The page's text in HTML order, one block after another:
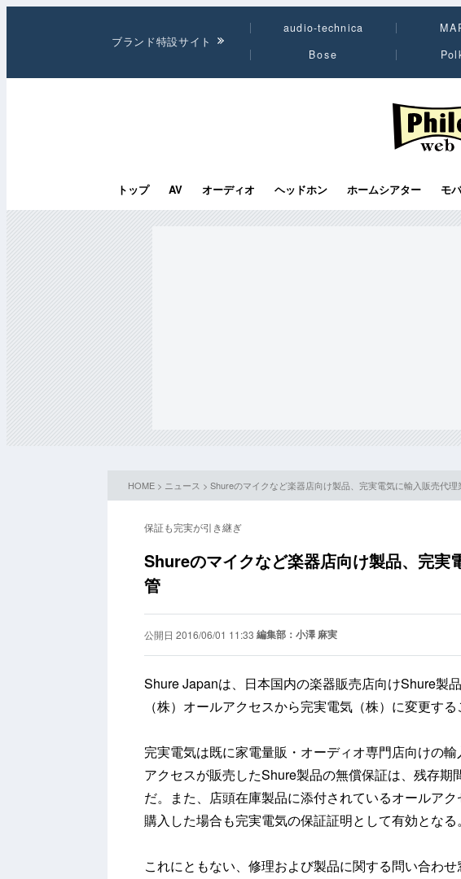
ブランド特設サイト
audio-technica
Bose
PHILE
トップ AV オーディオ ヘッドホン ホームシアター モ
HOME > ニュース > Shureのマイクなど楽器店向け製品、完実電気に輸入販売代理
保証も完実が引き継ぎ
Shureのマイクなど楽器店向け製品、完実
管
公開日 2016/06/01 11:33 編集部：小澤 麻実
Shure Japanは、日本国内の楽器販売店向けShure製
（株）オールアクセスから完実電気（株）に変更する
完実電気は既に家電量販・オーディオ専門店向けの
アクセスが販売したShure製品の無償保証は、残存期
だ。また、店頭在庫製品に添付されているオールア
購入した場合も完実電気の保証証明として有効となる。
これにともない、修理および製品に関する問い合わせ